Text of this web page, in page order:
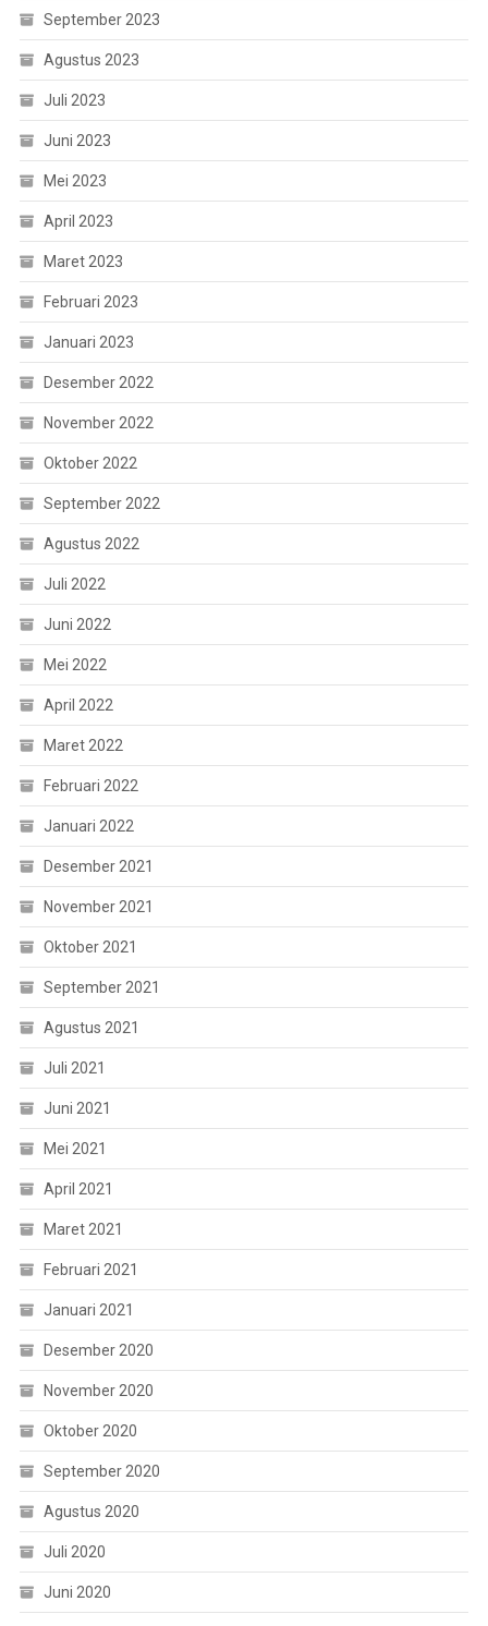
September 2023
Agustus 2023
Juli 2023
Juni 2023
Mei 2023
April 2023
Maret 2023
Februari 2023
Januari 2023
Desember 2022
November 2022
Oktober 2022
September 2022
Agustus 2022
Juli 2022
Juni 2022
Mei 2022
April 2022
Maret 2022
Februari 2022
Januari 2022
Desember 2021
November 2021
Oktober 2021
September 2021
Agustus 2021
Juli 2021
Juni 2021
Mei 2021
April 2021
Maret 2021
Februari 2021
Januari 2021
Desember 2020
November 2020
Oktober 2020
September 2020
Agustus 2020
Juli 2020
Juni 2020